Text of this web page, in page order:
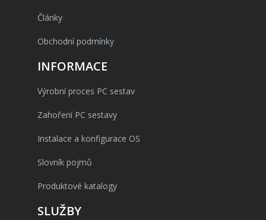
Články
Obchodní podmínky
INFORMACE
Výrobní proces PC sestav
Zahoření PC sestavy
Instalace a konfigurace OS
Slovník pojmů
Produktové katalogy
SLUŽBY